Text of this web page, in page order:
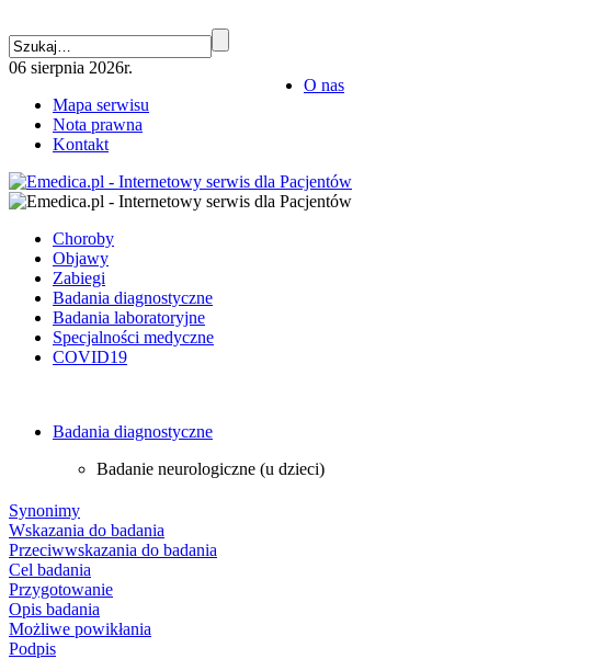
06 sierpnia 2026r.
O nas
Mapa serwisu
Nota prawna
Kontakt
Choroby
Objawy
Zabiegi
Badania diagnostyczne
Badania laboratoryjne
Specjalności medyczne
COVID19
Badania diagnostyczne
Badanie neurologiczne (u dzieci)
Synonimy
Wskazania do badania
Przeciwwskazania do badania
Cel badania
Przygotowanie
Opis badania
Możliwe powikłania
Podpis